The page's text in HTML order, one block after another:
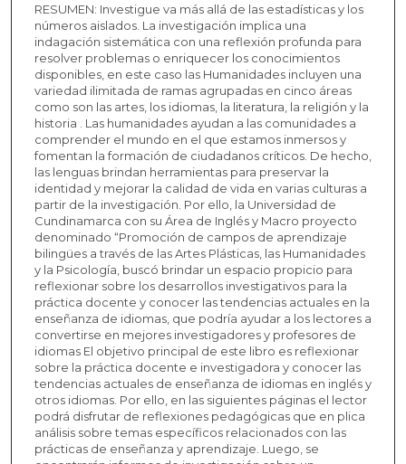
RESUMEN: Investigue va más allá de las estadísticas y los
números aislados. La investigación implica una
indagación sistemática con una reflexión profunda para
resolver problemas o enriquecer los conocimientos
disponibles, en este caso las Humanidades incluyen una
variedad ilimitada de ramas agrupadas en cinco áreas
como son las artes, los idiomas, la literatura, la religión y la
historia . Las humanidades ayudan a las comunidades a
comprender el mundo en el que estamos inmersos y
fomentan la formación de ciudadanos críticos. De hecho,
las lenguas brindan herramientas para preservar la
identidad y mejorar la calidad de vida en varias culturas a
partir de la investigación. Por ello, la Universidad de
Cundinamarca con su Área de Inglés y Macro proyecto
denominado “Promoción de campos de aprendizaje
bilingües a través de las Artes Plásticas, las Humanidades
y la Psicología, buscó brindar un espacio propicio para
reflexionar sobre los desarrollos investigativos para la
práctica docente y conocer las tendencias actuales en la
enseñanza de idiomas, que podría ayudar a los lectores a
convertirse en mejores investigadores y profesores de
idiomas El objetivo principal de este libro es reflexionar
sobre la práctica docente e investigadora y conocer las
tendencias actuales de enseñanza de idiomas en inglés y
otros idiomas. Por ello, en las siguientes páginas el lector
podrá disfrutar de reflexiones pedagógicas que en plica
análisis sobre temas específicos relacionados con las
prácticas de enseñanza y aprendizaje. Luego, se